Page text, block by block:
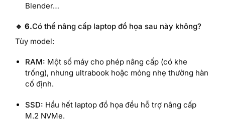
Blender…
🔹 6.Có thể nâng cấp laptop đồ họa sau này không?
Tùy model:
RAM: Một số máy cho phép nâng cấp (có khe
trống), nhưng ultrabook hoặc mỏng nhẹ thường hàn
cố định.
SSD: Hầu hết laptop đồ họa đều hỗ trợ nâng cấp
M.2 NVMe.